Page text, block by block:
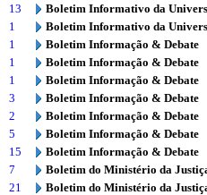
13
Boletim Informativo da
1
Boletim Informativo da
1
Boletim Informação & Debate
1
Boletim Informação & Debate
1
Boletim Informação & Debate
3
Boletim Informação & Debate
2
Boletim Informação & Debate
5
Boletim Informação & Debate
15
Boletim Informação & Debate
7
Boletim do Ministério da
21
Boletim do Ministério da